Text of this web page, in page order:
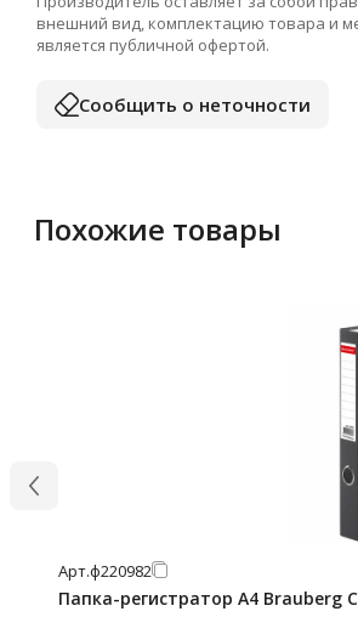
внешний вид, комплектацию товара и
является публичной офертой.
Сообщить о неточности
Похожие товары
Арт.ф220982
Папка-регистратор А4